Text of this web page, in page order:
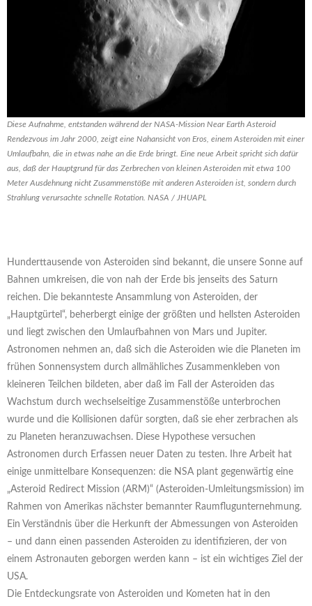
Diese Aufnahme, entstanden während der NASA-Mission Near Earth Asteroid
Rendezvous im Jahr 2000, zeigt eine Nahansicht von Eros, einem Asteroiden mit einer
Umlaufbahn, die in etwas nahe an die Erde bringt. Eine neue Arbeit spricht sich dafür
aus, daß der Hauptgrund für das Zerbrechen von kleinen Asteroiden mit etwa 100
Meter Ausdehnung nicht Zusammenstöße mit anderen Asteroiden ist, sondern durch
Strahlung verursachte schnelle Rotation. NASA / JHUAPL
Hunderttausende von Asteroiden sind bekannt, die unsere Sonne auf
Bahnen umkreisen, die von nah der Erde bis jenseits des Saturn
reichen. Die bekannteste Ansammlung von Asteroiden, der
„Hauptgürtel“, beherbergt einige der größten und hellsten Asteroiden
und liegt zwischen den Umlaufbahnen von Mars und Jupiter.
Astronomen nehmen an, daß sich die Asteroiden wie die Planeten im
frühen Sonnensystem durch allmähliches Zusammenkleben von
kleineren Teilchen bildeten, aber daß im Fall der Asteroiden das
Wachstum durch wechselseitige Zusammenstöße unterbrochen
wurde und die Kollisionen dafür sorgten, daß sie eher zerbrachen als
zu Planeten heranzuwachsen. Diese Hypothese versuchen
Astronomen durch Erfassen neuer Daten zu testen. Ihre Arbeit hat
einige unmittelbare Konsequenzen: die NSA plant gegenwärtig eine
„Asteroid Redirect Mission (ARM)“ (Asteroiden-Umleitungsmission) im
Rahmen von Amerikas nächster bemannter Raumflugunternehmung.
Ein Verständnis über die Herkunft der Abmessungen von Asteroiden
– und dann einen passenden Asteroiden zu identifizieren, der von
einem Astronauten geborgen werden kann – ist ein wichtiges Ziel der
USA.
Die Entdeckungsrate von Asteroiden und Kometen hat in den